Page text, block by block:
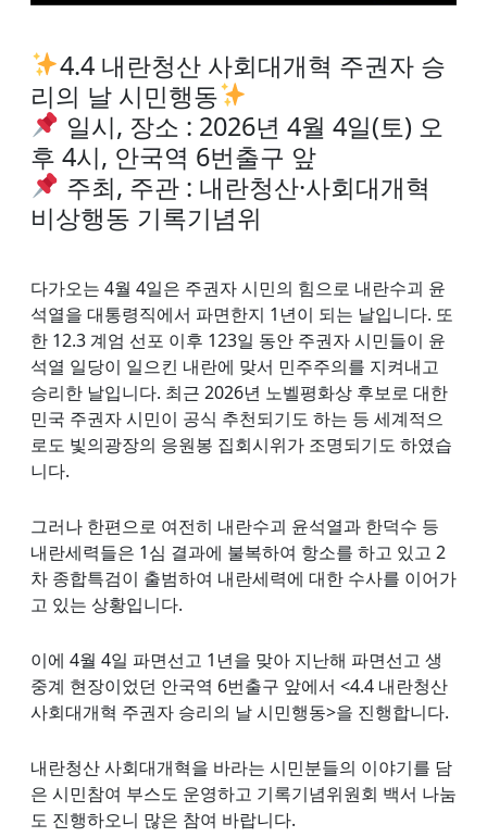
4.4 내란청산 사회대개혁 주권자 승
리의 날 시민행동
일시, 장소 : 2026년 4월 4일(토) 오
후 4시, 안국역 6번출구 앞
주최, 주관 : 내란청산·사회대개혁
비상행동 기록기념위
다가오는 4월 4일은 주권자 시민의 힘으로 내란수괴 윤
석열을 대통령직에서 파면한지 1년이 되는 날입니다. 또
한 12.3 계엄 선포 이후 123일 동안 주권자 시민들이 윤
석열 일당이 일으킨 내란에 맞서 민주주의를 지켜내고
승리한 날입니다. 최근 2026년 노벨평화상 후보로 대한
민국 주권자 시민이 공식 추천되기도 하는 등 세계적으
로도 빛의광장의 응원봉 집회시위가 조명되기도 하였습
니다.
그러나 한편으로 여전히 내란수괴 윤석열과 한덕수 등
내란세력들은 1심 결과에 불복하여 항소를 하고 있고 2
차 종합특검이 출범하여 내란세력에 대한 수사를 이어가
고 있는 상황입니다.
이에 4월 4일 파면선고 1년을 맞아 지난해 파면선고 생
중계 현장이었던 안국역 6번출구 앞에서 <4.4 내란청산
사회대개혁 주권자 승리의 날 시민행동>을 진행합니다.
내란청산 사회대개혁을 바라는 시민분들의 이야기를 담
은 시민참여 부스도 운영하고 기록기념위원회 백서 나눔
도 진행하오니 많은 참여 바랍니다.